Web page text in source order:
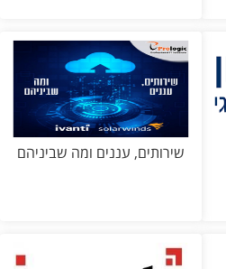
שירותים, עננים ומה שביניהם